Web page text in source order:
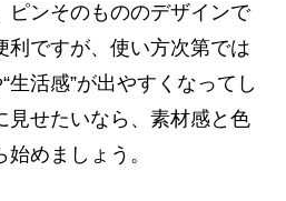
ピンそのもののデザインで
利ですが、使い方次第では
生活感”が出やすくなってし
見せたいなら、素材感と色
めましょう。